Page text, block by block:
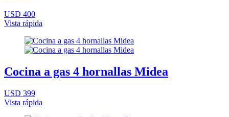
USD 400
Vista rápida
Cocina a gas 4 hornallas Midea
USD 399
Vista rápida